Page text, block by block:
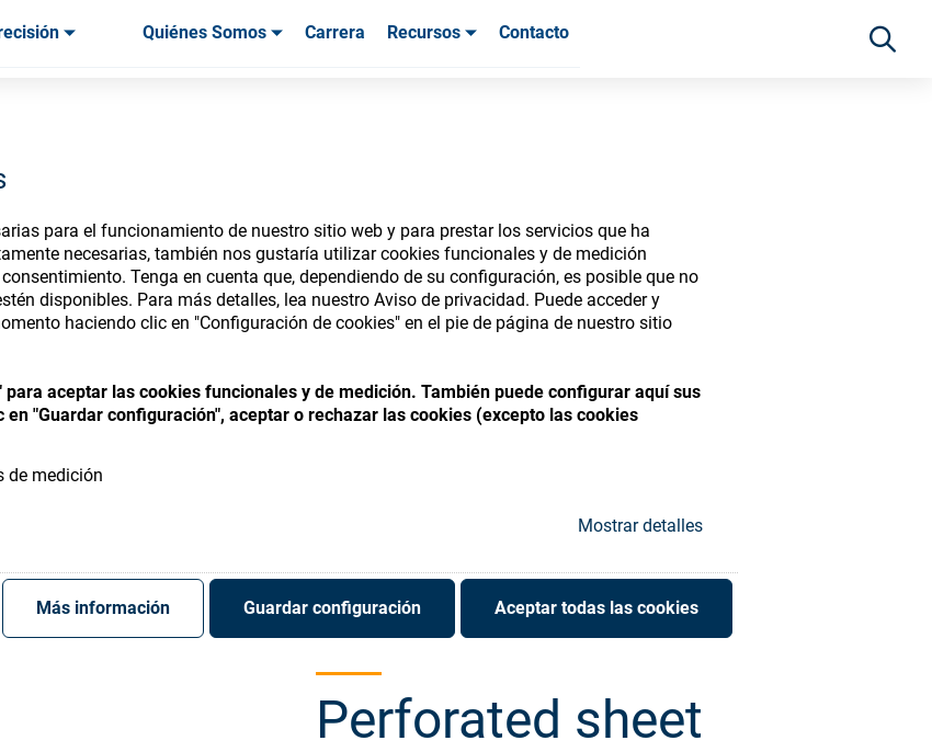
para el funcionamiento de nuestro sitio web y para prestar los servicios que ha
necesarias, también nos gustaría utilizar cookies funcionales y de medición
Tenga en cuenta que, dependiendo de su configuración, es posible que no
disponibles. Para más detalles, lea nuestro Aviso de privacidad. Puede acceder y
haciendo clic en "Configuración de cookies" en el pie de página de nuestro sitio
para aceptar las cookies funcionales y de medición. También puede configurar aquí sus
"Guardar configuración", aceptar o rechazar las cookies (excepto las cookies
de medición
Mostrar detalles
Más información Guardar configuración Aceptar todas las cookies
Quiénes Somos Carrera Recursos Contacto
Store
your accounts and explore our wide range of ophthalmic
consumables
Perforated sheet